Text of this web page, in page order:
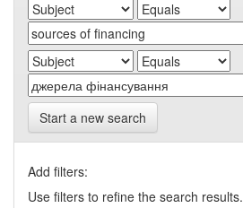
Start a new search
Add filters:
Use filters to refine the search results.